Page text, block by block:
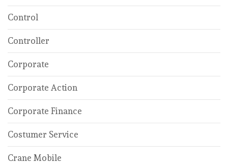
Control
Controller
Corporate
Corporate Action
Corporate Finance
Costumer Service
Crane Mobile